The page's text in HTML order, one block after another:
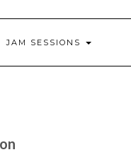
JAM SESSIONS